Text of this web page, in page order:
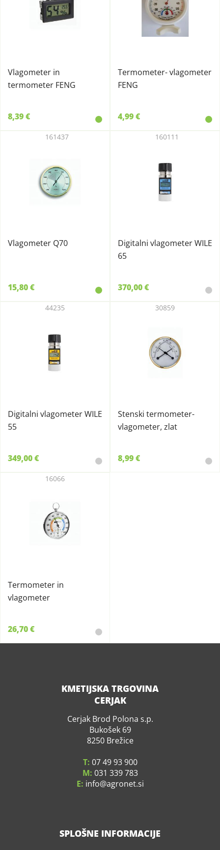
Vlagometer in
termometer FENG
8,39 €
Termometer- vlagometer
FENG
4,99 €
Vlagometer Q70
161437
15,80 €
Digitalni vlagometer WILE
65
160111
370,00 €
Digitalni vlagometer WILE
55
44235
349,00 €
Stenski termometer-
vlagometer, zlat
30859
8,99 €
Termometer in
vlagometer
16066
26,70 €
KMETIJSKA TRGOVINA
CERJAK
Cerjak Brod Polona s.p.
Bukošek 69
8250 Brežice
T: 07 49 93 900
M: 031 339 783
E: info agronet.si
SPLOŠNE INFORMACIJE